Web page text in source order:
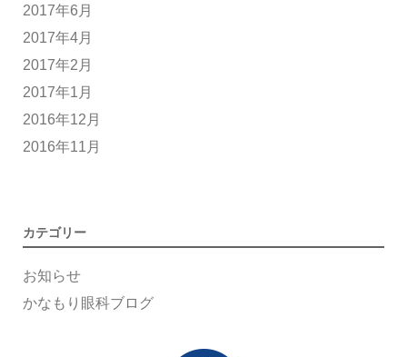
2017年6月
2017年4月
2017年2月
2017年1月
2016年12月
2016年11月
カテゴリー
お知らせ
かなもり眼科ブログ